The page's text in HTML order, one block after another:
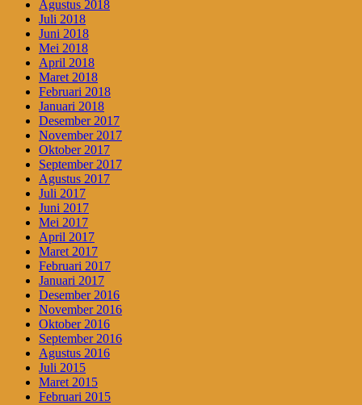
Agustus 2018
Juli 2018
Juni 2018
Mei 2018
April 2018
Maret 2018
Februari 2018
Januari 2018
Desember 2017
November 2017
Oktober 2017
September 2017
Agustus 2017
Juli 2017
Juni 2017
Mei 2017
April 2017
Maret 2017
Februari 2017
Januari 2017
Desember 2016
November 2016
Oktober 2016
September 2016
Agustus 2016
Juli 2015
Maret 2015
Februari 2015